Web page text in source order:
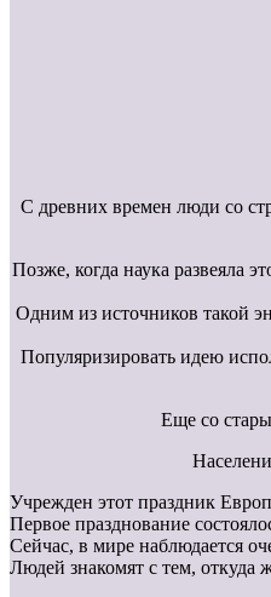
С древних времен люди со
Позже, когда наука развеяла
Одним из источников такой
Популяризировать идею
Еще со
Учрежден этот праздник
Первое празднование
Сейчас, в мире наблюдается
Людей знакомят с тем, откуда